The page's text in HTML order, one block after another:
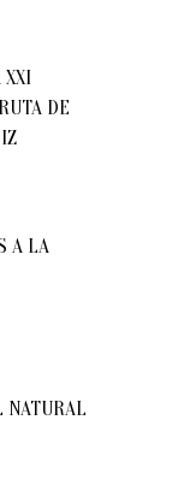
XXI
DE
A LA
NATURAL